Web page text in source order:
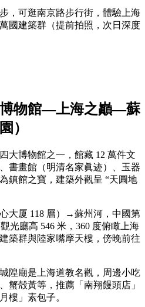
，可逛南京路步行街，體驗上海
國建築群（提前拍照，次日深度
物館—上海之巓—蘇
）
大博物館之一，館藏 12 萬件文
書畫館（明清名家眞迹）、玉器
鎮館之寶，建築外觀呈 “天圓地
大厦 118 層）→蘇州河，中國第
光廳高 546 米，360 度俯瞰上海
築群與陸家嘴摩天樓，傍晚前往
隍廟是上海道教名觀，周邊小吃
蟹殻黃等，推薦「南翔饅頭店」
樓」素包子。